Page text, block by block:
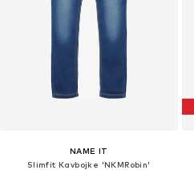
NAME IT
Slimfit Kavbojke 'NKMRobin'